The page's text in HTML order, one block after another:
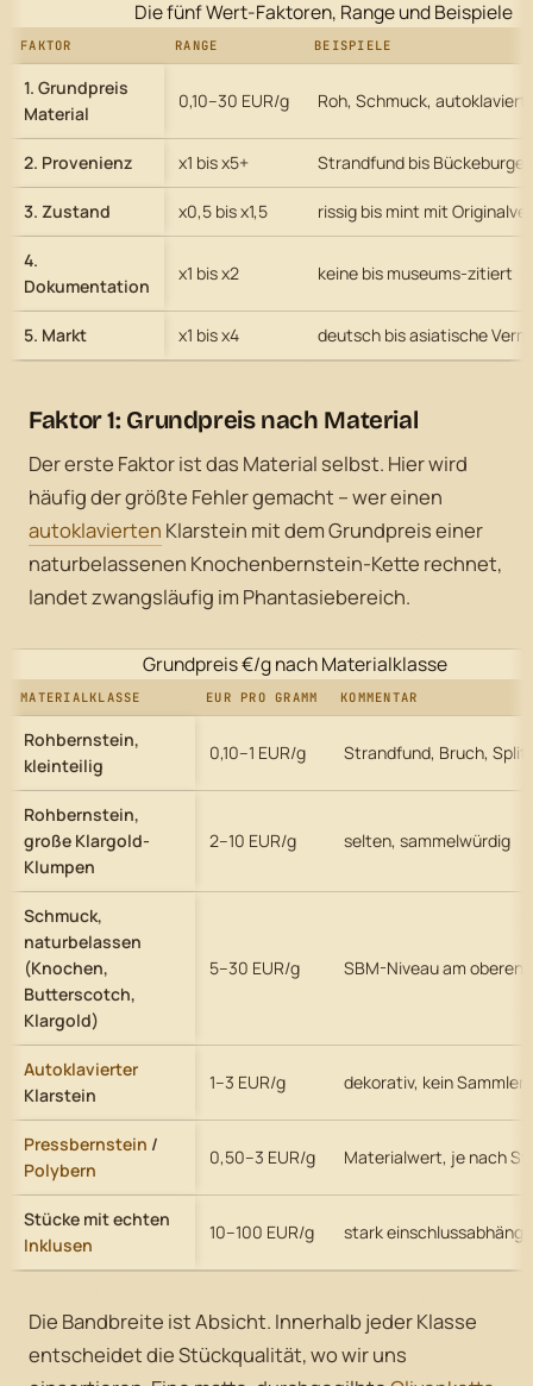
Die fünf Wert-Faktoren, Range und Beispiele
FAKTOR RANGE BEISPIELE
1. Grundpreis
Material
0,10–30 EUR/g Roh, Schmuck, autoklaviert
2. Provenienz x1 bis x5+ Strandfund bis
3. Zustand x0,5 bis x1,5 rissig bis mint mit
4.
Dokumentation
x1 bis x2 keine bis museums-zitiert
5. Markt x1 bis x4 deutsch bis asiatische
Faktor 1: Grundpreis nach Material
Der erste Faktor ist das Material selbst. Hier wird
häufig der größte Fehler gemacht – wer einen
autoklavierten Klarstein mit dem Grundpreis einer
naturbelassenen Knochenbernstein-Kette rechnet,
landet zwangsläufig im Phantasiebereich.
Grundpreis €/g nach Materialklasse
MATERIALKLASSE EUR PRO GRAMM KOMMENTAR
Rohbernstein,
kleinteilig
0,10–1 EUR/g Strandfund, Bruch,
Rohbernstein,
große Klargold-
Klumpen
2–10 EUR/g selten, sammelwürdig
Schmuck,
naturbelassen
(Knochen,
Butterscotch,
Klargold)
5–30 EUR/g SBM-Niveau am oberen
Autoklavierter
Klarstein
1–3 EUR/g dekorativ, kein
Pressbernstein /
Polybern
0,50–3 EUR/g Materialwert, je nach
Stücke mit echten
Inklusen
10–100 EUR/g stark
Die Bandbreite ist Absicht. Innerhalb jeder Klasse
entscheidet die Stückqualität, wo wir uns